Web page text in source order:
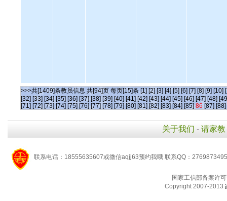
>>>共[1409]条教员信息 共[94]页 每页[15]条 [1] [2] [3] [4] [5] [6] [7] [8] [9] [10]
[32] [33] [34] [35] [36] [37] [38] [39] [40] [41] [42] [43] [44] [45] [46] [47] [48]
[71] [72] [73] [74] [75] [76] [77] [78] [79] [80] [81] [82] [83] [84] [85] 86 [87] [88]
关于我们 - 请家教
联系电话：18555635607或微信aqjj63预约我哦 联系QQ：
国家工信部备案许
Copyright 2007-2013